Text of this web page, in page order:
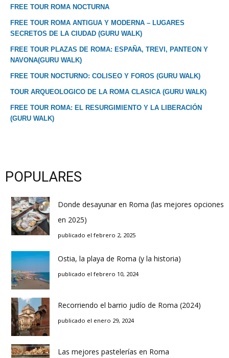
FREE TOUR ROMA NOCTURNA
FREE TOUR ROMA ANTIGUA Y MODERNA – LUGARES
SECRETOS DE LA CIUDAD (GURU WALK)
FREE TOUR PLAZAS DE ROMA: ESPAÑA, TREVI, PANTEON Y
NAVONA(GURU WALK)
FREE TOUR NOCTURNO: COLISEO Y FOROS (GURU WALK)
TOUR ARQUEOLOGICO DE LA ROMA CLASICA (GURU WALK)
FREE TOUR ROMA: EL RESURGIMIENTO Y LA LIBERACIÓN
(GURU WALK)
POPULARES
Donde desayunar en Roma (las mejores opciones
en 2025)
publicado el febrero 2, 2025
Ostia, la playa de Roma (y la historia)
publicado el febrero 10, 2024
Recorriendo el barrio judío de Roma (2024)
publicado el enero 29, 2024
Las mejores pastelerías en Roma